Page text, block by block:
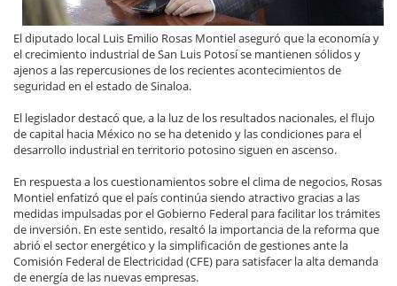
El diputado local Luis Emilio Rosas Montiel aseguró que la economía y
el crecimiento industrial de San Luis Potosí se mantienen sólidos y
ajenos a las repercusiones de los recientes acontecimientos de
seguridad en el estado de Sinaloa.
El legislador destacó que, a la luz de los resultados nacionales, el flujo
de capital hacia México no se ha detenido y las condiciones para el
desarrollo industrial en territorio potosino siguen en ascenso.
En respuesta a los cuestionamientos sobre el clima de negocios, Rosas
Montiel enfatizó que el país continúa siendo atractivo gracias a las
medidas impulsadas por el Gobierno Federal para facilitar los trámites
de inversión. En este sentido, resaltó la importancia de la reforma que
abrió el sector energético y la simplificación de gestiones ante la
Comisión Federal de Electricidad (CFE) para satisfacer la alta demanda
de energía de las nuevas empresas.